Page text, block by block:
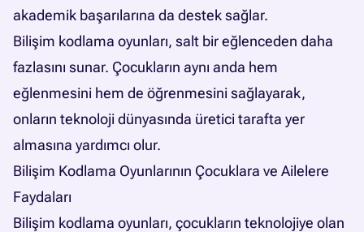
akademik başarılarına da destek sağlar.
Bilişim kodlama oyunları, salt bir eğlenceden daha
fazlasını sunar. Çocukların aynı anda hem
eğlenmesini hem de öğrenmesini sağlayarak,
onların teknoloji dünyasında üretici tarafta yer
almasına yardımcı olur.
Bilişim Kodlama Oyunlarının Çocuklara ve Ailelere
Faydaları
Bilişim kodlama oyunları, çocukların teknolojiye olan